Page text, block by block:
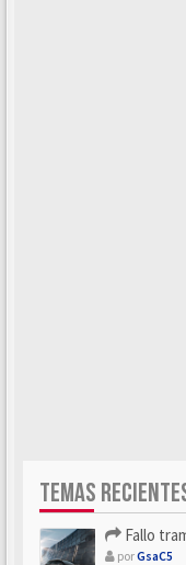
TEMAS
Fallo
porGsaC5